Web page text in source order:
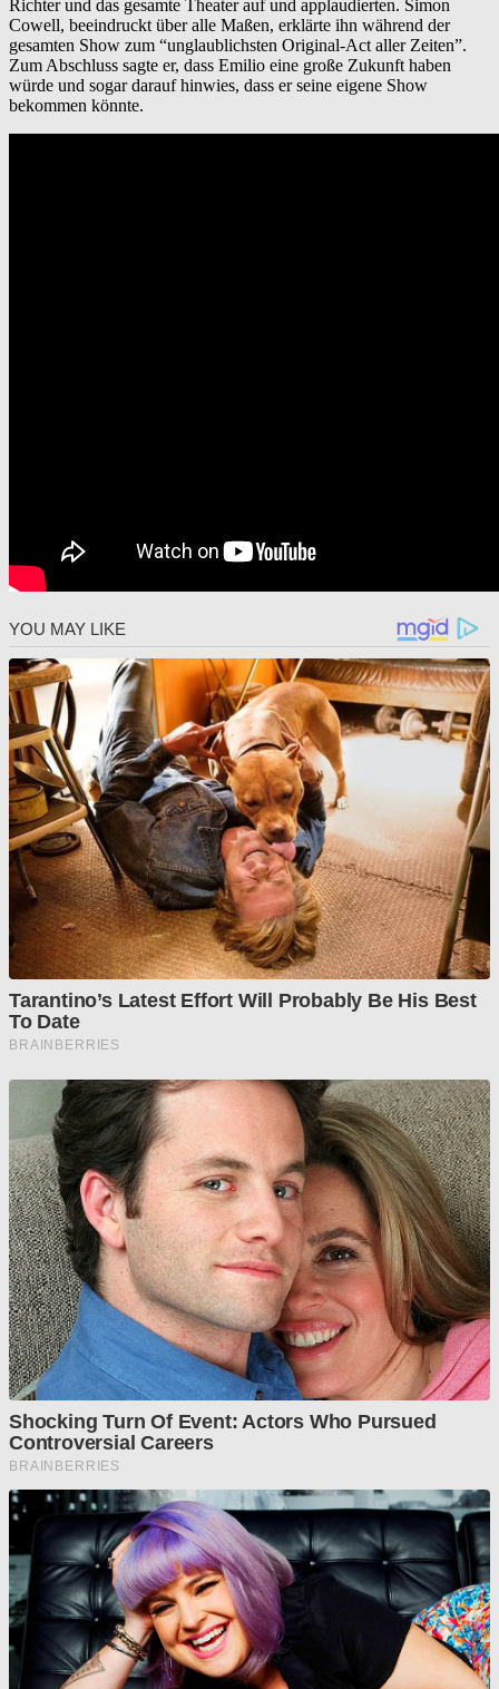
Richter und das gesamte Theater auf und applaudierten. Simon
Cowell, beeindruckt über alle Maßen, erklärte ihn während der
gesamten Show zum “unglaublichsten Original-Act aller Zeiten”.
Zum Abschluss sagte er, dass Emilio eine große Zukunft haben
würde und sogar darauf hinwies, dass er seine eigene Show
bekommen könnte.